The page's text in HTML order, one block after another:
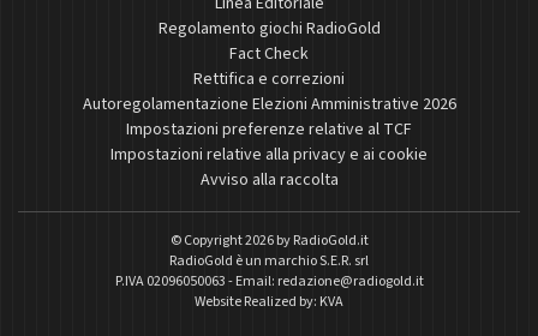
Regolamento giochi RadioGold
Fact Check
Rettifica e correzioni
Autoregolamentazione Elezioni Amministrative 2026
Impostazioni preferenze relative al TCF
Impostazioni relative alla privacy e ai cookie
Avviso alla raccolta
© Copyright 2026 byRadioGold.it
RadioGold è un marchio S.E.R. srl
P.IVA 02096050063 - Email: redazione@radiogold.it
Website Realized by: KVA